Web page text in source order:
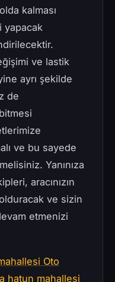
kalması
yapacak
ve lastik
ayrı şekilde
de
ve bu sayede
Yanınıza
aracınızın
ve sizin
etmenizi
Oto
hatun mahallesi